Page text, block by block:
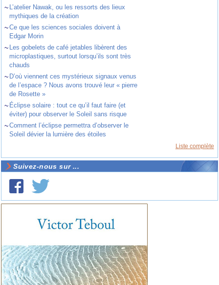
~ L’atelier Nawak, ou les ressorts des lieux
mythiques de la création
~Ce que les sciences sociales doivent à
Edgar Morin
~ Les gobelets de café jetables libèrent des
microplastiques, surtout lorsqu’ils sont très
chauds
~ D’où viennent ces mystérieux signaux venus
de l’espace ? Nous avons trouvé leur « pierre
de Rosette »
~ Éclipse solaire : tout ce qu’il faut faire (et
éviter) pour observer le Soleil sans risque
~Comment l’éclipse permettra d’observer le
Soleil dévier la lumière des étoiles
Liste complète
Suivez-nous sur ...